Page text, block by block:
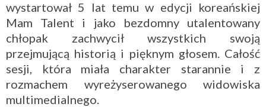
wystartował 5 lat temu w edycji koreańskiej
Mam Talent i jako bezdomny utalentowany
chłopak zachwycił wszystkich swoją
przejmującą historią i pięknym głosem. Całość
sesji, która miała charakter starannie i z
rozmachem wyreżyserowanego widowiska
multimedialnego.